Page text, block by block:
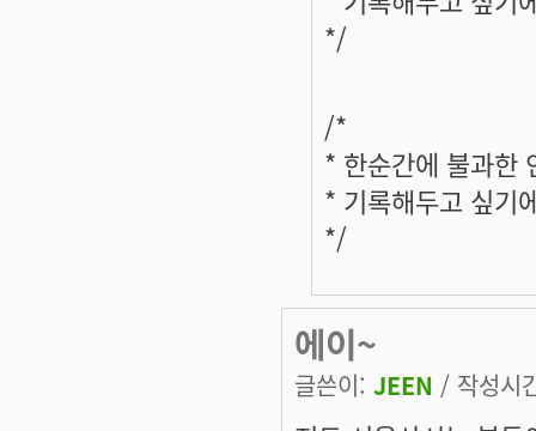
*/
/*
* 한순간에 불과한
* 기록해두고 싶기
*/
에이~
글쓴이: JEEN / 작성시